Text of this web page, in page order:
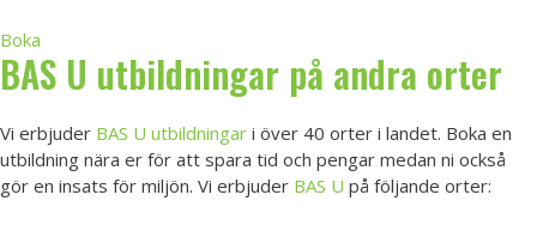
Boka
BAS U utbildningar på andra orter
Vi erbjuder BAS U utbildningar i över 40 orter i landet. Boka en
utbildning nära er för att spara tid och pengar medan ni också
gör en insats för miljön. Vi erbjuder BAS U på följande orter: